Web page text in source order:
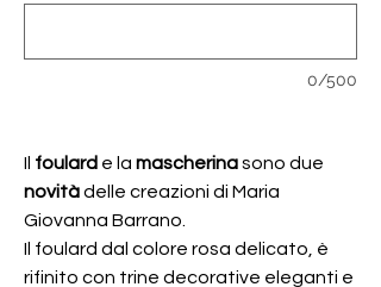
0/500
Il foulard e la mascherinasono due
novitàdelle creazioni di Maria
Giovanna Barrano.
Il foulard dal colore rosa delicato, è
rifinito con trine decorative eleganti e